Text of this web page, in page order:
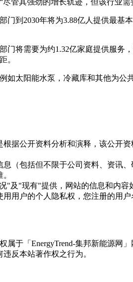
管其强劲的增长轨迹，但该行业
到2030年将为3.88亿人提供最基
门将需要为约1.32亿家庭提供服
。
如太阳能水泵，冷藏库和其他为公
根据公开资料分析和演释，该公
息（包括但不限于公司资料、资
"及"现有"提供，网站的信息和内容
用用户的个人隐私权，您注册的
属于「EnergyTrend-集邦新能源
反本站著作权之行为。